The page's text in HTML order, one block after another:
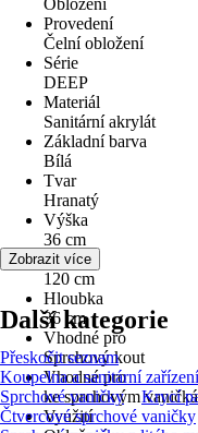
Obložení
Provedení
Čelní obložení
Série
DEEP
Materiál
Sanitární akrylát
Základní barva
Bílá
Tvar
Hranatý
Výška
36 cm
Šířka
120 cm
Hloubka
36 cm
Vhodné pro
Sprchový kout
Vhodné pro
ke sprchovým
Využití
Zobrazit více
Další kategorie
Přeskočit seznam
Koupelna a sanitární zařízení
Sprchové vaničky
Krycí
Čtvercové sprchové vaničky